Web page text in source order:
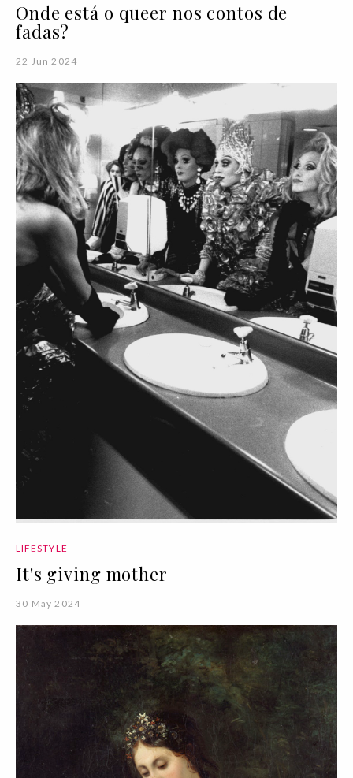
Onde está o queer nos contos de
fadas?
22 Jun 2024
LIFESTYLE
It's giving mother
30 May 2024